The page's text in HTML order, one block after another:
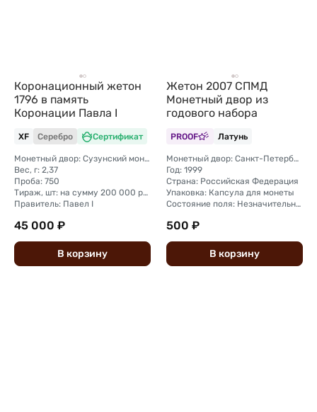
Коронационный жетон
1796 в память
Коронации Павла I
XF Серебро Сертификат
Монетный двор: Сузунский монетный двор (Сибирь)
Вес, г: 2,37
Проба: 750
Тираж, шт: на сумму 200 000 рублей (сумма 2 копейки + 1 копейка + деньга + полушка).
Правитель: Павел I
45 000 ₽
В корзину
Жетон 2007 СПМД
Монетный двор из
годового набора
PROOF Латунь
Монетный двор: Санкт-Петербургский
Год: 1999
Страна: Российская Федерация
Упаковка: Капсула для монеты
Состояние поля: Незначительные следы неправильного хранения - несколько слабозаметных микроцарапинок на поле монеты.
500 ₽
В корзину